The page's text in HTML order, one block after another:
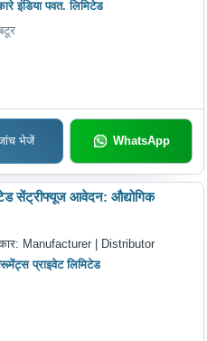
इंडिया पवत. लिमिटेड
भेजें WhatsApp
सेंट्रीफ्यूज आवेदन: औद्योगिक
Manufacturer | Distributor
प्राइवेट लिमिटेड